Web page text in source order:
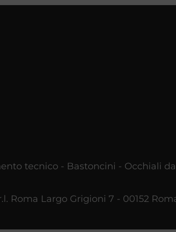
tecnico - Bastoncini - Occhiali
Roma Largo Grigioni 7 - 00152